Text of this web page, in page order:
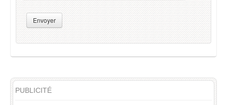
Envoyer
PUBLICITÉ